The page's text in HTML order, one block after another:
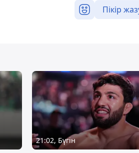
Пікір
21:02, Бүгін